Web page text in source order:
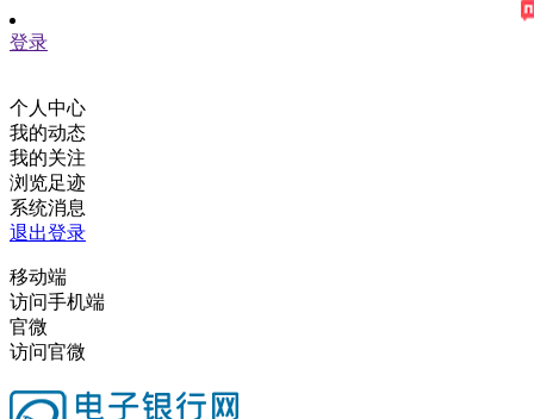
登录
个人中心
我的动态
我的关注
浏览足迹
系统消息
退出登录
移动端
访问手机端
官微
访问官微